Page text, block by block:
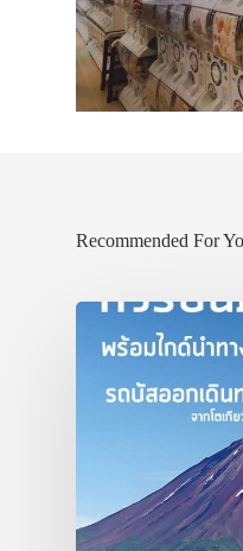
Recommended For